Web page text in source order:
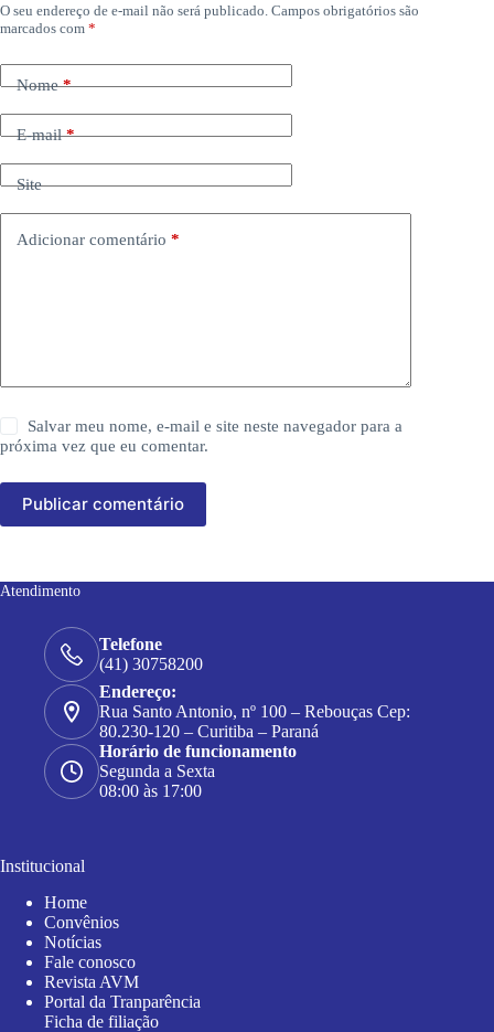
O seu endereço de e-mail não será publicado. Campos obrigatórios são
marcados com *
Nome*
E-mail*
Site
Adicionar comentário *
Salvar meu nome, e-mail e site neste navegador para a
próxima vez que eu comentar.
Publicar comentário
Atendimento
Telefone
(41) 30758200
Endereço:
Rua Santo Antonio, nº 100 – Rebouças Cep:
80.230-120 – Curitiba – Paraná
Horário de funcionamento
Segunda a Sexta
08:00 às 17:00
Institucional
Home
Convênios
Notícias
Fale conosco
Revista AVM
Portal da Tranparência
Ficha de filiação